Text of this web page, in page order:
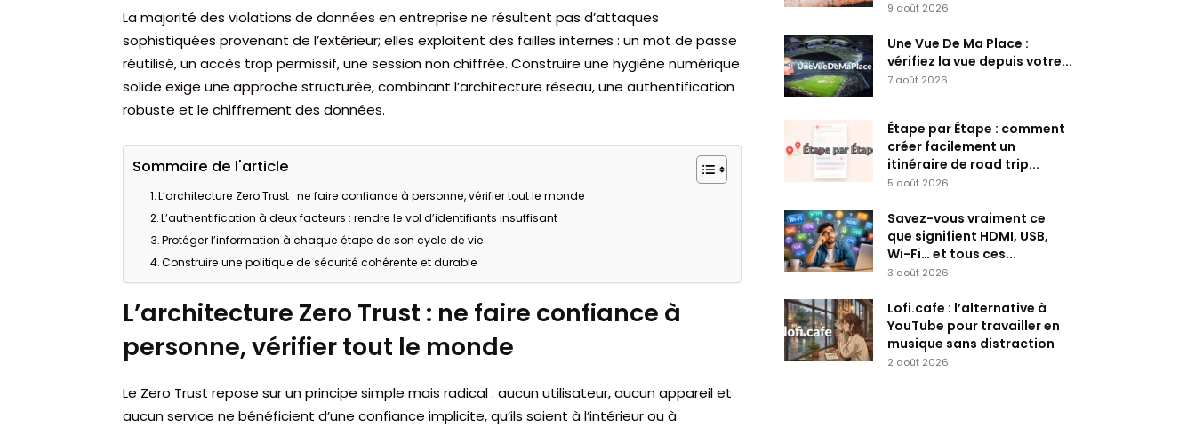
La majorité des violations de données en entreprise ne résultent pas d’attaques
sophistiquées provenant de l’extérieur; elles exploitent des failles internes : un mot de passe
réutilisé, un accès trop permissif, une session non chiffrée. Construire une hygiène numérique
solide exige une approche structurée, combinant l’architecture réseau, une authentification
robuste et le chiffrement des données.
Sommaire de l'article
L’architecture Zero Trust : ne faire confiance à personne, vérifier tout le monde
L’authentification à deux facteurs : rendre le vol d’identifiants insuffisant
Protéger l’information à chaque étape de son cycle de vie
Construire une politique de sécurité cohérente et durable
L’architecture Zero Trust : ne faire confiance à
personne, vérifier tout le monde
Le Zero Trust repose sur un principe simple mais radical : aucun utilisateur, aucun appareil et
aucun service ne bénéficient d’une confiance implicite, qu’ils soient à l’intérieur ou à
9 août 2026
Une Vue De Ma Place :
vérifiez la vue depuis votre...
7 août 2026
Étape par Étape : comment
créer facilement un
itinéraire de road trip...
5 août 2026
Savez-vous vraiment ce
que signifient HDMI, USB,
Wi-Fi… et tous ces...
3 août 2026
Lofi.cafe : l’alternative à
YouTube pour travailler en
musique sans distraction
2 août 2026